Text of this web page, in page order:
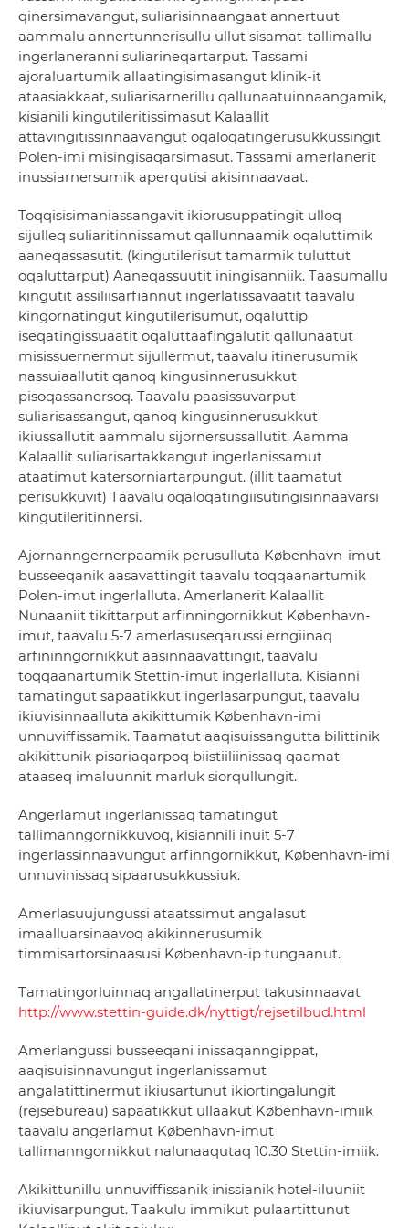
qinersimavangut, suliarisinnaangaat annertuut
aammalu annertunnerisullu ullut sisamat-tallimallu
ingerlaneranni suliarineqartarput. Tassami
ajoraluartumik allaatingisimasangut klinik-it
ataasiakkaat, suliarisarnerillu qallunaatuinnaangamik,
kisianili kingutileritissimasut Kalaallit
attavingitissinnaavangut oqaloqatingerusukkussingit
Polen-imi misingisaqarsimasut. Tassami amerlanerit
inussiarnersumik aperqutisi akisinnaavaat.
Toqqisisimaniassangavit ikiorusuppatingit ulloq
sijulleq suliaritinnissamut qallunnaamik oqaluttimik
aaneqassasutit. (kingutilerisut tamarmik tuluttut
oqaluttarput) Aaneqassuutit iningisanniik. Taasumallu
kingutit assiliisarfiannut ingerlatissavaatit taavalu
kingornatingut kingutilerisumut, oqaluttip
iseqatingissuaatit oqaluttaafingalutit qallunaatut
misissuernermut sijullermut, taavalu itinerusumik
nassuiaallutit qanoq kingusinnerusukkut
pisoqassanersoq. Taavalu paasissuvarput
suliarisassangut, qanoq kingusinnerusukkut
ikiussallutit aammalu sijornersussallutit. Aamma
Kalaallit suliarisartakkangut ingerlanissamut
ataatimut katersorniartarpungut. (illit taamatut
perisukkuvit) Taavalu oqaloqatingiisutingisinnaavarsi
kingutileritinnersi.
Ajornanngernerpaamik perusulluta København-imut
busseeqanik aasavattingit taavalu toqqaanartumik
Polen-imut ingerlalluta. Amerlanerit Kalaallit
Nunaaniit tikittarput arfinningornikkut København-
imut, taavalu 5-7 amerlasuseqarussi erngiinaq
arfininngornikkut aasinnaavattingit, taavalu
toqqaanartumik Stettin-imut ingerlalluta. Kisianni
tamatingut sapaatikkut ingerlasarpungut, taavalu
ikiuvisinnaalluta akikittumik København-imi
unnuviffissamik. Taamatut aaqisuissangutta bilittinik
akikittunik pisariaqarpoq biistiiliinissaq qaamat
ataaseq imaluunnit marluk siorqullungit.
Angerlamut ingerlanissaq tamatingut
tallimanngornikkuvoq, kisiannili inuit 5-7
ingerlassinnaavungut arfinngornikkut, København-imi
unnuvinissaq sipaarusukkussiuk.
Amerlasuujungussi ataatssimut angalasut
imaalluarsinaavoq akikinnerusumik
timmisartorsinaasusi København-ip tungaanut.
Tamatingorluinnaq angallatinerput takusinnaavat
http://www.stettin-guide.dk/nyttigt/rejsetilbud.html
Amerlangussi busseeqani inissaqanngippat,
aaqisuisinnavungut ingerlanissamut
angalatittinermut ikiusartunut ikiortingalungit
(rejsebureau) sapaatikkut ullaakut København-imiik
taavalu angerlamut København-imut
tallimanngornikkut nalunaaqutaq 10.30 Stettin-imiik.
Akikittunillu unnuviffissanik inissianik hotel-iluuniit
ikiuvisarpungut. Taakulu immikut pulaartittunut